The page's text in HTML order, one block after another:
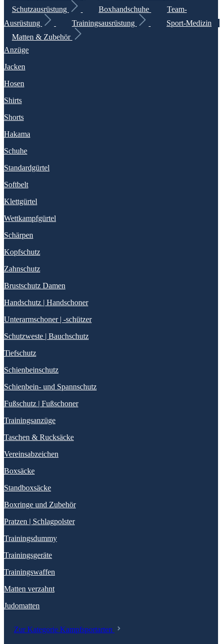
Schutzausrüstung
Boxhandschuhe
Team-
Ausrüstung
Trainingsausrüstung
Sport-Medizin
Matten & Zubehör
Anzüge
Jacken
Hosen
Shirts
Shorts
Hakama
Schuhe
Standardgürtel
Softbelt
Klettgürtel
Wettkampfgürtel
Schärpen
Kopfschutz
Zahnschutz
Brustschutz Damen
Handschutz | Handschoner
Unterarmschoner | -schützer
Schutzweste | Bauchschutz
Tiefschutz
Schienbeinschutz
Schienbein- und Spannschutz
Fußschutz | Fußschoner
Trainingsanzüge
Taschen & Rucksäcke
Vereinsabzeichen
Boxsäcke
Standboxsäcke
Boxringe und Zubehör
Pratzen | Schlagpolster
Trainingsdummy
Trainingsgeräte
Trainingswaffen
Matten verzahnt
Judomatten
Zur Kategorie Kampfsportarten